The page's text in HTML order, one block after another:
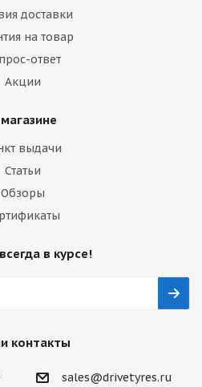
доставки
на товар
ответ
Акции
выдачи
Статьи
Обзоры
в курсе!
контакты
sales@drivetyres.ru